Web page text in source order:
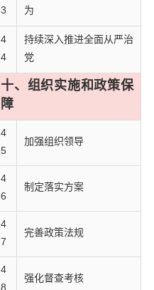
3
为
4
4
持续深入推进全面从严治
党
十、组织实施和政策保
障
4
5
加强组织领导
4
6
制定落实方案
4
7
完善政策法规
4
8
强化督查考核